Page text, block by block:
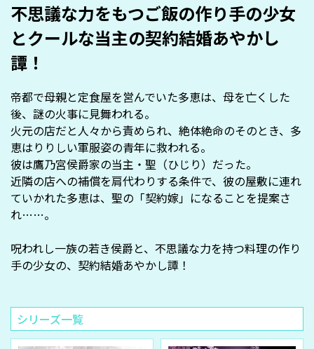
不思議な力をもつご飯の作り手の少女
とクールな当主の契約結婚あやかし
譚！
帝都で母親と定食屋を営んでいた多恵は、母を亡くした
後、謎の火事に見舞われる。
火元の店だと人々から責められ、絶体絶命のそのとき、多
恵はりりしい軍服姿の青年に救われる。
彼は鷹乃宮侯爵家の当主・聖（ひじり）だった。
近隣の店への補償を肩代わりする条件で、彼の屋敷に連れ
ていかれた多恵は、聖の「契約嫁」になることを提案さ
れ……。
呪われし一族の若き侯爵と、不思議な力を持つ料理の作り
手の少女の、契約結婚あやかし譚！
シリーズ一覧